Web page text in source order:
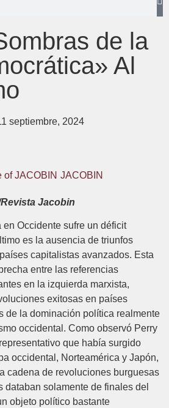
de la
Al
septiembre, 2024
JACOBIN
Jacobin
en Occidente sufre un déficit
es la ausencia de triunfos
capitalistas avanzados. Esta
entre las referencias
en la izquierda marxista,
exitosas en países
de la dominación política realmente
occidental. Como observó Perry
que había surgido
occidental, Norteamérica y Japón,
cadena de revoluciones burguesas
databan solamente de finales del
objeto político bastante